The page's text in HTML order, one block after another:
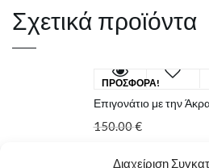
Διαχείριση
Σχετικά προϊόντα
ΠΡΟΣΦΟΡΆ!
Επιγονάτιο με την
150.00€
120.00€